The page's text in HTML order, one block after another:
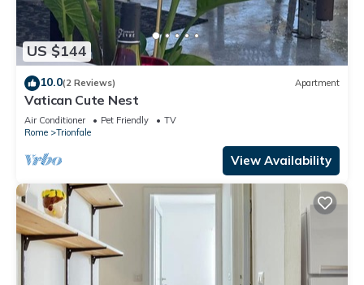
US $144
10.0(2 Reviews) Apartment
Vatican Cute Nest
Air Conditioner Pet Friendly
TV
Rome
Trionfale
View Availability